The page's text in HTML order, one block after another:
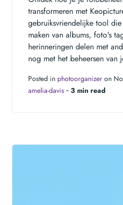
transformeren met
gebruiksvriendelijke tool
maken van albums, foto's
herinneringen delen met
nog met het beheersen
Posted in photoorganizer on
amelia-davis ‐ 3 min read